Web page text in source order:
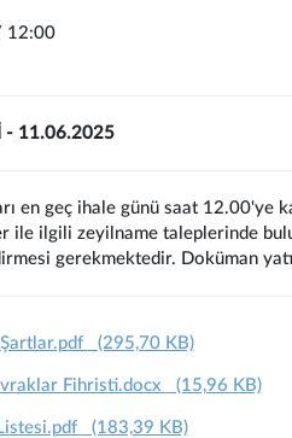
12:00
- 11.06.2025
en geç ihale günü saat 12.00'ye
ile ilgili zeyilname taleplerinde
gerekmektedir. Doküman
(295,70 KB)
Fihristi.docx (15,96 KB)
(183,39 KB)